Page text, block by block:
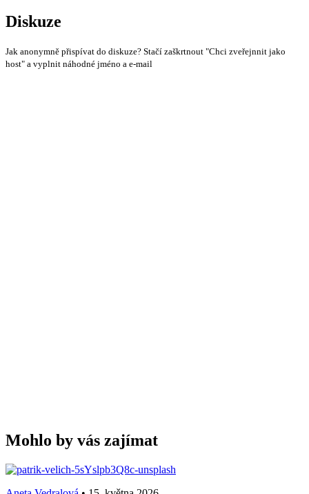
Diskuze
Jak anonymně přispívat do diskuze? Stačí zaškrtnout "Chci zveřejnnit jako
host" a vyplnit náhodné jméno a e-mail
Mohlo by vás zajímat